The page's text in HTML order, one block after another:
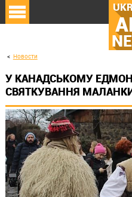
Новости
У КАНАДСЬКОМУ
СВЯТКУВАННЯ